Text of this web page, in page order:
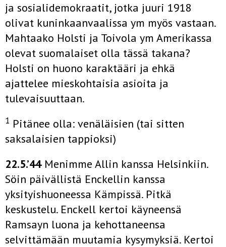
ja sosialidemokraatit, jotka juuri 1918
olivat kuninkaanvaalissa ym myös vastaan.
Mahtaako Holsti ja Toivola ym Amerikassa
olevat suomalaiset olla tässä takana?
Holsti on huono karaktääri ja ehkä
ajattelee mieskohtaisia asioita ja
tulevaisuuttaan.
1 Pitänee olla: venäläisien (tai sitten
saksalaisien tappioksi)
22.5.’44 Menimme Allin kanssa Helsinkiin.
Söin päivällistä Enckellin kanssa
yksityishuoneessa Kämpissä. Pitkä
keskustelu. Enckell kertoi käyneensä
Ramsayn luona ja kehottaneensa
selvittämään muutamia kysymyksiä. Kertoi